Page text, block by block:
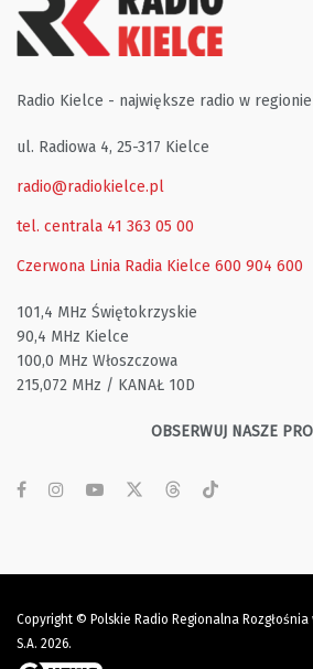
Radio Kielce - największe radio w
ul. Radiowa 4, 25-317 Kielce
radio@radiokielce.pl
tel. centrala 41 363 05 00
Czerwona Linia Radia Kielce 600 904 600
101,4 MHz Świętokrzyskie
90,4 MHz Kielce
100,0 MHz Włoszczowa
215,072 MHz / KANAŁ 10D
OBSERWUJ NASZE
Copyright © Polskie Radio Regionalna
S.A. 2026.